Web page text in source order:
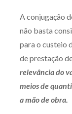
A conjugação
não basta
para o custeio
de prestação
relevância do
meios de
a mão de obra.